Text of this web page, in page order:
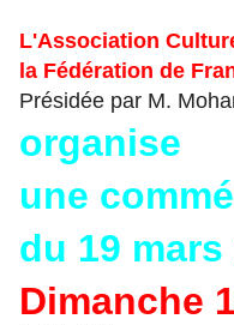
L'Association
la Fédération de
Présidée par M.
organise
une
du 19 mars
Dimanche